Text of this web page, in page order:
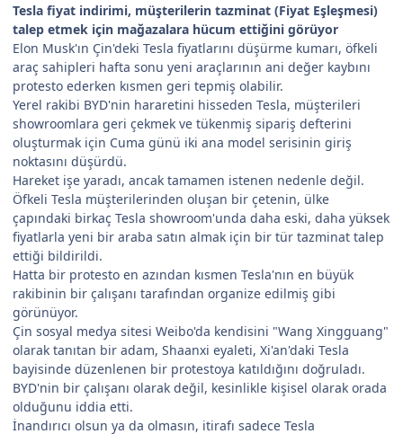
Tesla fiyat indirimi, müşterilerin tazminat (Fiyat Eşleşmesi)
talep etmek için mağazalara hücum ettiğini görüyor
Elon Musk'ın Çin'deki Tesla fiyatlarını düşürme kumarı, öfkeli
araç sahipleri hafta sonu yeni araçlarının ani değer kaybını
protesto ederken kısmen geri tepmiş olabilir.
Yerel rakibi BYD'nin hararetini hisseden Tesla, müşterileri
showroomlara geri çekmek ve tükenmiş sipariş defterini
oluşturmak için Cuma günü iki ana model serisinin giriş
noktasını düşürdü.
Hareket işe yaradı, ancak tamamen istenen nedenle değil.
Öfkeli Tesla müşterilerinden oluşan bir çetenin, ülke
çapındaki birkaç Tesla showroom'unda daha eski, daha yüksek
fiyatlarla yeni bir araba satın almak için bir tür tazminat talep
ettiği bildirildi.
Hatta bir protesto en azından kısmen Tesla'nın en büyük
rakibinin bir çalışanı tarafından organize edilmiş gibi
görünüyor.
Çin sosyal medya sitesi Weibo'da kendisini "Wang Xingguang"
olarak tanıtan bir adam, Shaanxi eyaleti, Xi'an'daki Tesla
bayisinde düzenlenen bir protestoya katıldığını doğruladı.
BYD'nin bir çalışanı olarak değil, kesinlikle kişisel olarak orada
olduğunu iddia etti.
İnandırıcı olsun ya da olmasın, itirafı sadece Tesla